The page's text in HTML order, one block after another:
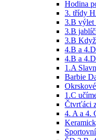
Hodina
3. třídy
3.B výlet
3.B
3.B
4.B a
4.B a
1.A
Barbie
1.C
Čtvrťáci
4. A a 4.